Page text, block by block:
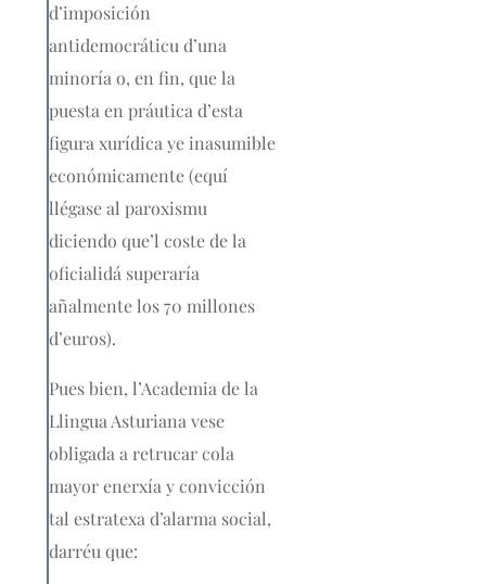
d’imposición
antidemocráticu d’una
minoría o, en fin, que la
puesta en práutica d’esta
figura xurídica ye inasumible
económicamente (equí
llégase al paroxismu
diciendo que’l coste de la
oficialidá superaría
añalmente los 70 millones
d’euros).
Pues bien, l’Academia de la
Llingua Asturiana vese
obligada a retrucar cola
mayor enerxía y convicción
tal estratexa d’alarma social,
darréu que: